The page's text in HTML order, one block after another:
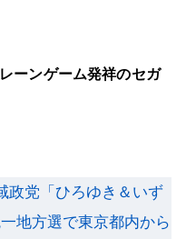
ーンゲーム発祥のセガ